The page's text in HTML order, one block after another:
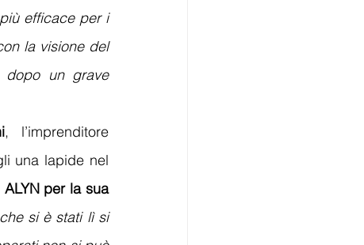
efficace per i
la visione del
un grave
, l’imprenditore
una lapide nel
per la sua
si è stati lì si